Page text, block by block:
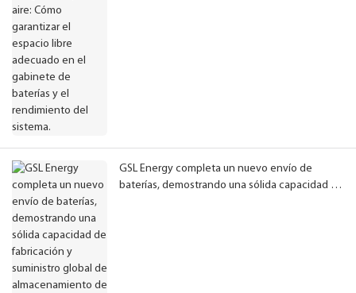
GSL Energy completa un nuevo envío de
baterías, demostrando una sólida capacidad de